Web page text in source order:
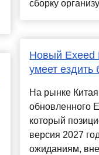
сборку
Новый Exeed
умеет ездить
На рынке
обновленного
который
версия 2027
ожиданиям,